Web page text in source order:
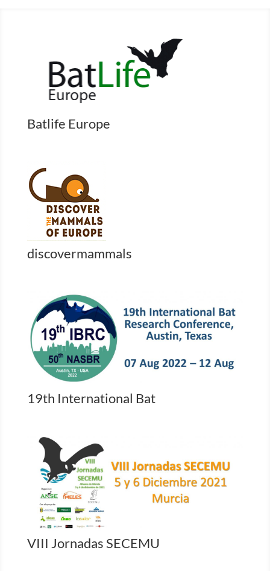
Batlife Europe
discovermammals
19th International Bat
VIII Jornadas SECEMU